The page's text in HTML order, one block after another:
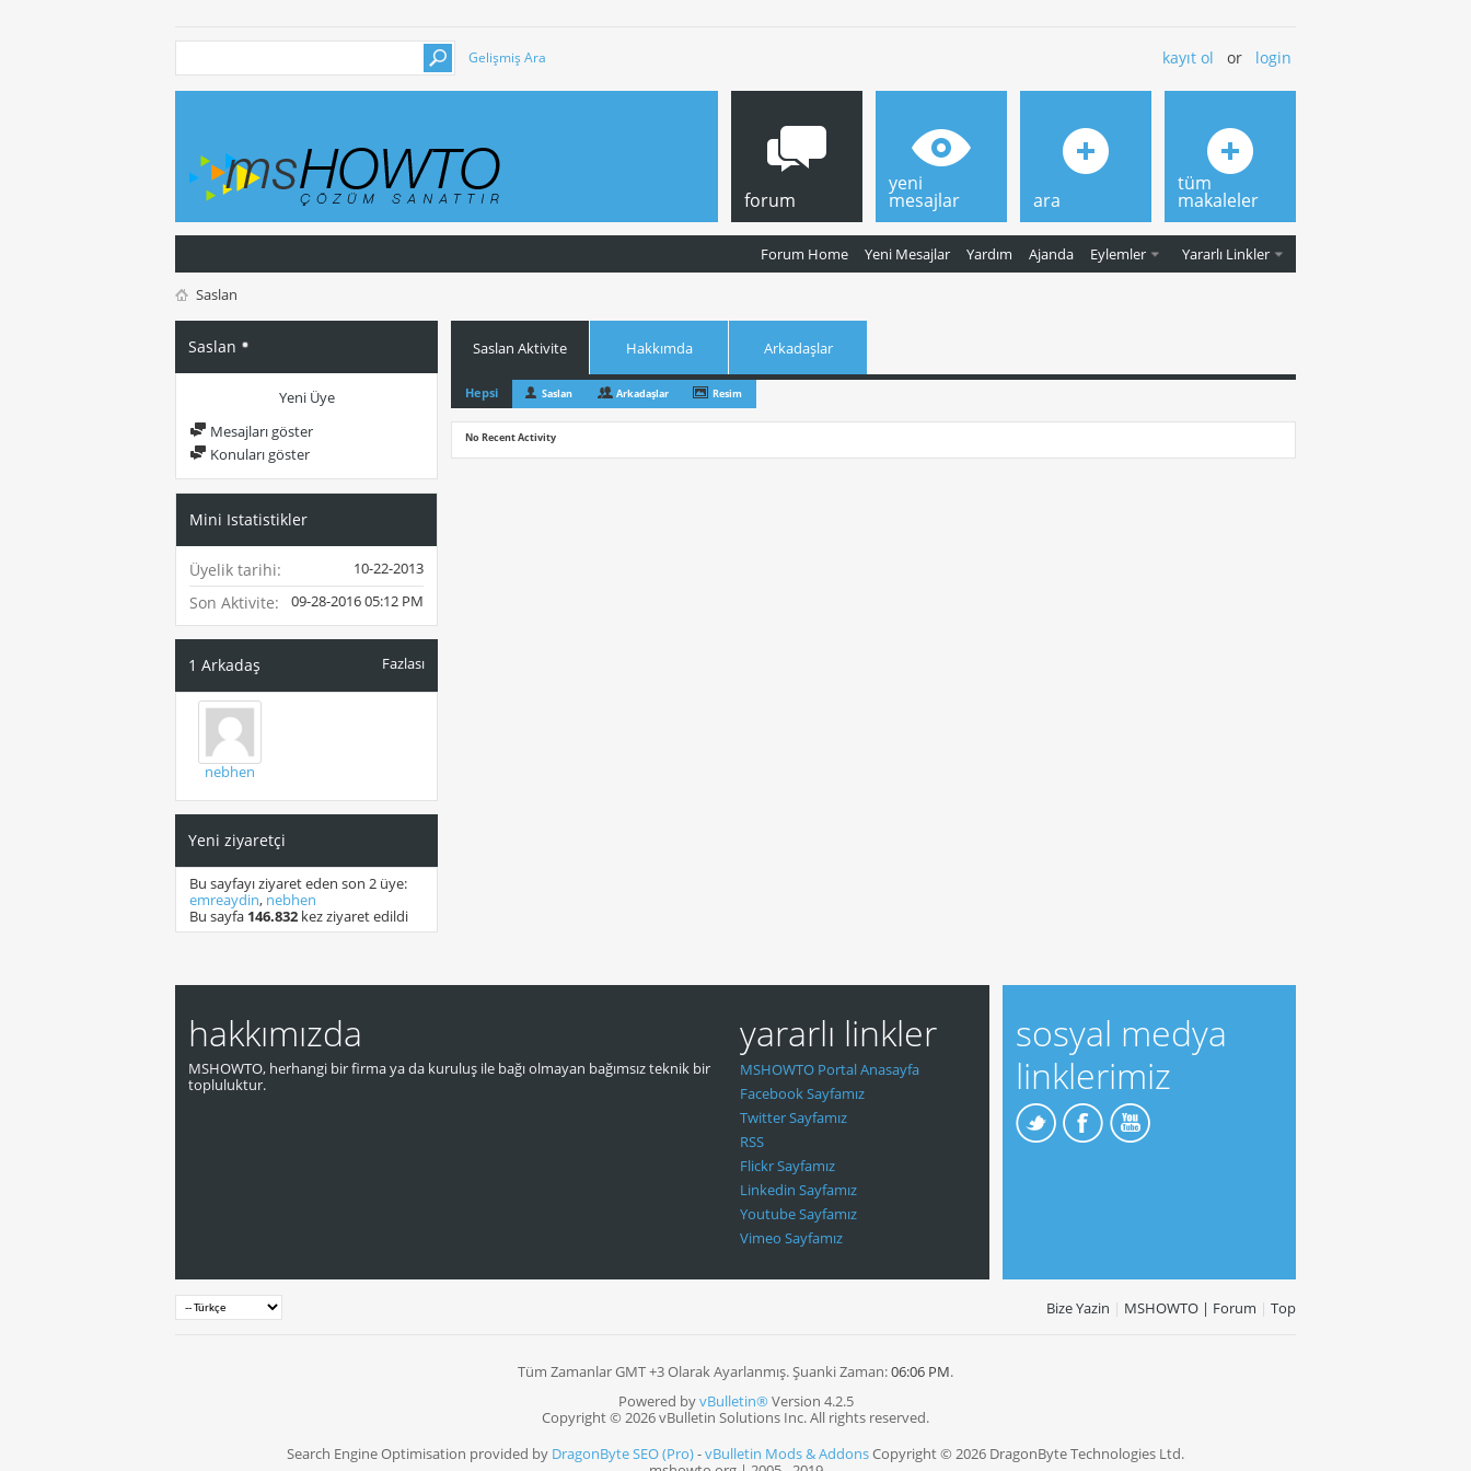
Gelişmiş Ara kayıt ol or login
forum
Forum Home Yeni Mesajlar Yardım Ajanda Eylemler Yararlı Linkler
yeni
mesajlar ara
tüm
makaleler
Saslan
Saslan
Yeni Üye
Mesajları göster
Konuları göster
Mini Istatistikler
Üyelik tarihi 10-22-2013
Son Aktivite 09-28-201605:12 PM
Fazlası
1 Arkadaş
nebhen
Yeni ziyaretçi
Bu sayfayı ziyaret eden son 2 üye:
emreaydin, nebhen
Bu sayfa 146.832 kez ziyaret edildi
Saslan Aktivite Hakkımda Arkadaşlar
Hepsi Saslan Arkadaşlar Resim
No Recent Activity
hakkımızda
MSHOWTO, herhangi bir firma ya da kuruluş ile bağı olmayan bağımsız teknik bir
topluluktur.
yararlı linkler
MSHOWTO Portal Anasayfa
Facebook Sayfamız
Twitter Sayfamız
RSS
Flickr Sayfamız
Linkedin Sayfamız
Youtube Sayfamız
Vimeo Sayfamız
sosyal medya
linklerimiz
Bize Yazin | MSHOWTO | Forum | Top
Tüm Zamanlar GMT +3 Olarak Ayarlanmış. Şuanki Zaman:06:06 PM.
Powered byvBulletin®Version 4.2.5
Copyright © 2026 vBulletin Solutions Inc. All rights reserved.
Search Engine Optimisation provided by DragonByte SEO (Pro)-vBulletin Mods & AddonsCopyright © 2026 DragonByte Technologies Ltd.